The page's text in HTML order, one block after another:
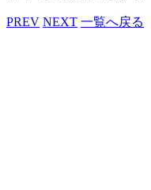
PREV NEXT 一覧へ戻る